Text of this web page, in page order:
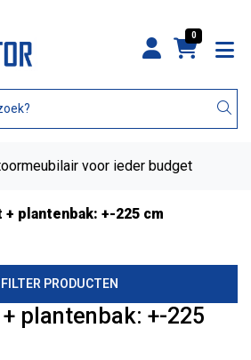
0
voor ieder budget
plantenbak: +-225 cm
PRODUCTEN
plantenbak: +-225